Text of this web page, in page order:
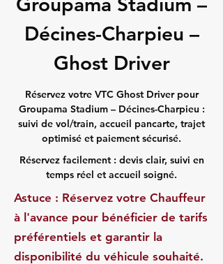
Décines-Charpieu –
Ghost Driver
Réservez votre VTC Ghost Driver pour
Groupama Stadium – Décines-Charpieu :
suivi de vol/train, accueil pancarte, trajet
optimisé et paiement sécurisé.
Réservez facilement : devis clair, suivi en
temps réel et accueil soigné.
Astuce : Réservez votre Chauffeur
à l'avance pour bénéficier de tarifs
préférentiels et garantir la
disponibilité du véhicule souhaité.